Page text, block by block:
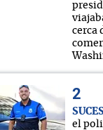
cerca
el